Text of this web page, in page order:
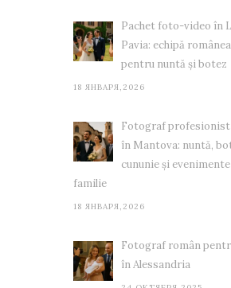
Pachet foto-video în
Pavia: echipă
pentru nuntă și botez
18 ЯНВАРЯ,2026
Fotograf
în Mantova: nuntă,
cununie și
familie
18 ЯНВАРЯ,2026
Fotograf român
în Alessandria